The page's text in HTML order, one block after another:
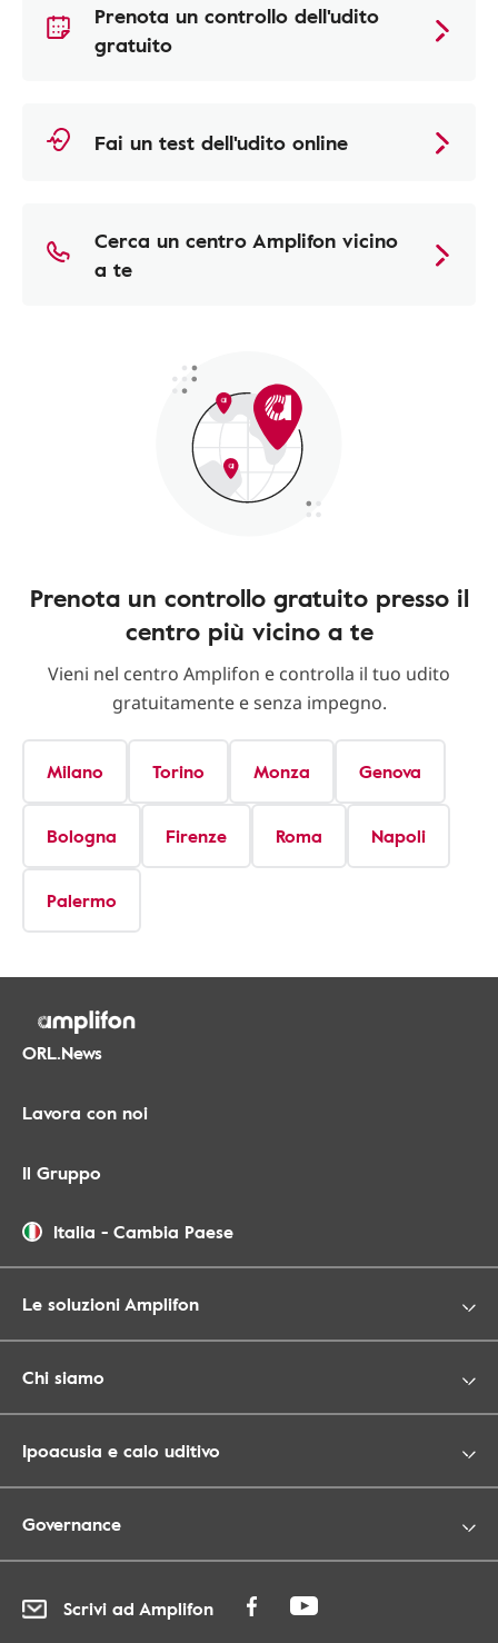
Prenota un controllo dell'udito
gratuito
Fai un test dell'udito online
Cerca un centro Amplifon vicino
a te
Prenota un controllo gratuito presso il
centro più vicino a te
Vieni nel centro Amplifon e controlla il tuo udito
gratuitamente e senza impegno.
Milano Torino Monza Genova
Bologna Firenze Roma Napoli
Palermo
ORL.News
Lavora con noi
Il Gruppo
Italia - Cambia Paese
Le soluzioni Amplifon
Chi siamo
Ipoacusia e calo uditivo
Governance
Scrivi ad Amplifon